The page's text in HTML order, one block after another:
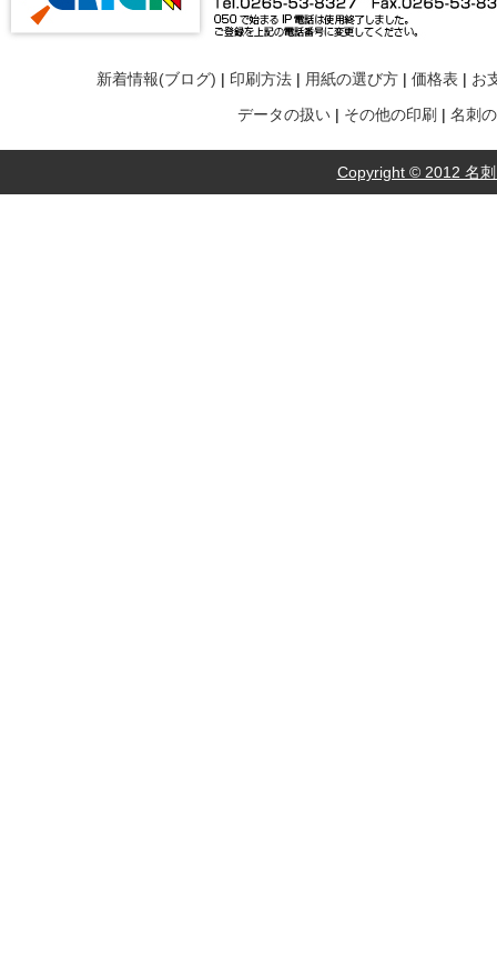
新着情報(ブログ) | 印刷方法 | 用紙の選び方 | 価格表 | お
データの扱い | その他の印刷 | 名刺
Copyright © 2012 名